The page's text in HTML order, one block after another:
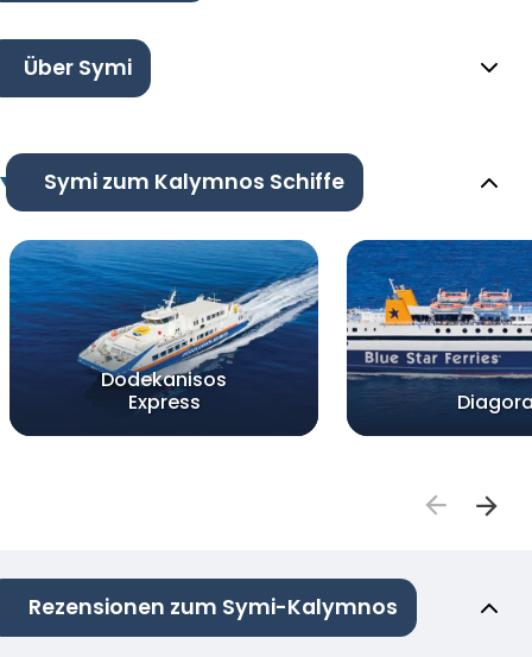
Über Symi
Symi zum Kalymnos Schiffe
Dodekanisos
Express
Rezensionen zum Symi-Kalymnos